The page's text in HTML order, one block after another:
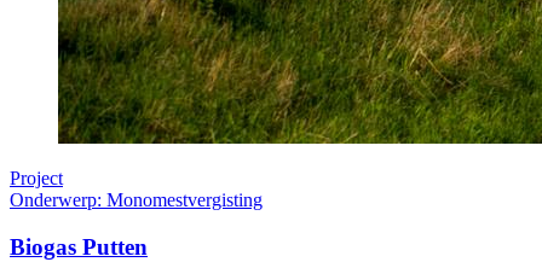
Project
Onderwerp: Monomestvergisting
Biogas Putten